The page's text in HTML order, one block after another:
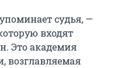
судья, —
входят
Это академия
возглавляемая